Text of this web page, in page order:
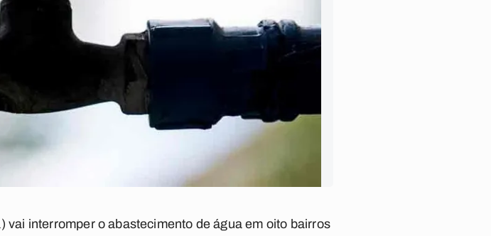
interromper o abastecimento de água em oito bairros